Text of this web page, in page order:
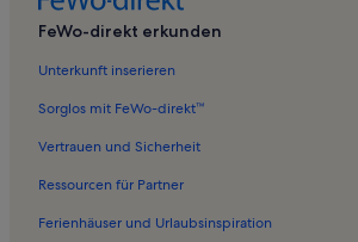
Ferienwohnungen in Christianshavn
Ferienwohnungen in Kødbyen
Ferienwohnungen in Tivoli
Ferienwohnungen in Christian IV's Bryghus
FeWo-direkt erkunden
Unterkunft inserieren
Sorglos mit FeWo-direkt™
Vertrauen und Sicherheit
Ressourcen für Partner
Ferienhäuser und Urlaubsinspiration